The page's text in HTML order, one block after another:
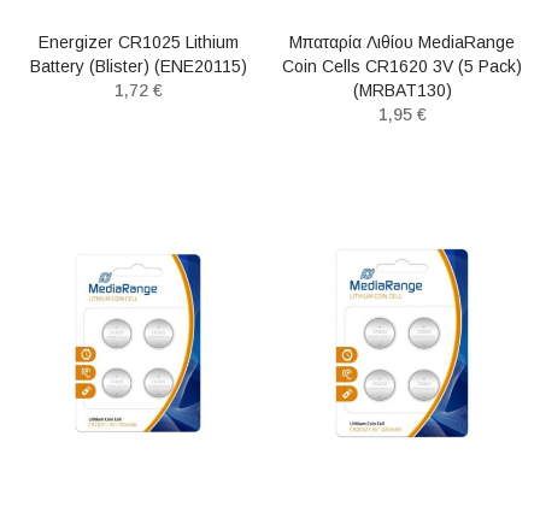
Energizer CR1025 Lithium
Battery (blister) (ENE20115)
1,72 €
Μπαταρία Λιθίου MediaRange
Coin Cells CR1620 3V (5 Pack)
(MRBAT130)
1,95 €